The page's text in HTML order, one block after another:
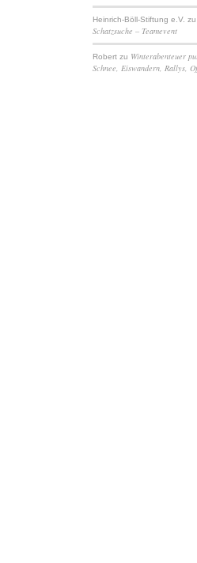
Heinrich-Böll-Stiftung e.V. zu
Schatzsuche – Teamevent
Robert zu Winterabenteuer
Schnee, Eiswandern, Rallys,